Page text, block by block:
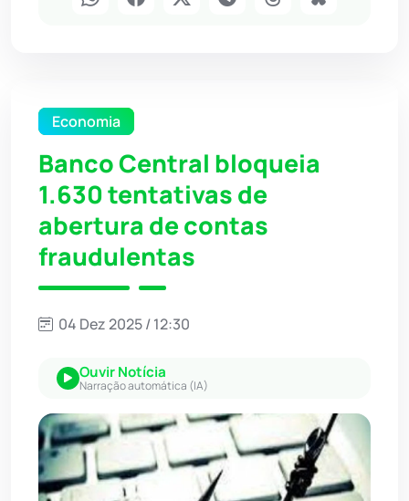
Economia
Banco Central bloqueia
1.630 tentativas de
abertura de contas
fraudulentas
04 Dez 2025 / 12:30
Ouvir Notícia
Narração automática (IA)